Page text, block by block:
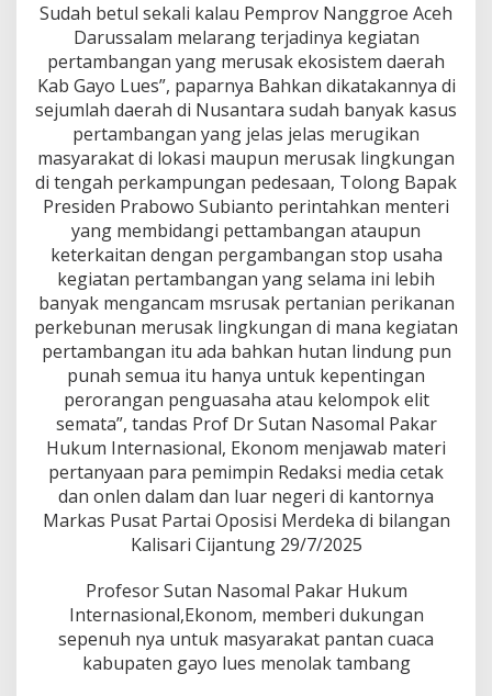
L
a
r
a
n
g
M
e
n
t
e
r
i
T
e
r
b
i
t
k
a
n
I
j
i
n
T
a
b
a
n
g
Sudah betul sekali kalau Pemprov Nanggroe Aceh
Darussalam melarang terjadinya kegiatan
pertambangan yang merusak ekosistem daerah
Kab Gayo Lues”, paparnya Bahkan dikatakannya di
sejumlah daerah di Nusantara sudah banyak kasus
pertambangan yang jelas jelas merugikan
masyarakat di lokasi maupun merusak lingkungan
di tengah perkampungan pedesaan, Tolong Bapak
Presiden Prabowo Subianto perintahkan menteri
yang membidangi pettambangan ataupun
keterkaitan dengan pergambangan stop usaha
kegiatan pertambangan yang selama ini lebih
banyak mengancam msrusak pertanian perikanan
perkebunan merusak lingkungan di mana kegiatan
pertambangan itu ada bahkan hutan lindung pun
punah semua itu hanya untuk kepentingan
perorangan penguasaha atau kelompok elit
semata”, tandas Prof Dr Sutan Nasomal Pakar
Hukum Internasional, Ekonom menjawab materi
pertanyaan para pemimpin Redaksi media cetak
dan onlen dalam dan luar negeri di kantornya
Markas Pusat Partai Oposisi Merdeka di bilangan
Kalisari Cijantung 29/7/2025
Profesor Sutan Nasomal Pakar Hukum
Internasional,Ekonom, memberi dukungan
sepenuh nya untuk masyarakat pantan cuaca
kabupaten gayo lues menolak tambang